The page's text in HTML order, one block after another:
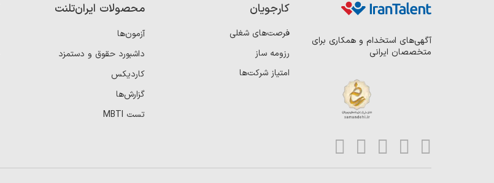
آگهی‌های استخدام و همکاری برای
متخصصان ایرانی
کارجویان
فرصت‌های شغلی
رزومه ساز
امتیاز شرکت‌ها
محصولات ایران‌تلنت
آزمون‌ها
داشبورد حقوق و دستمزد
کاردیکس
گزارش‌ها
تست MBTI